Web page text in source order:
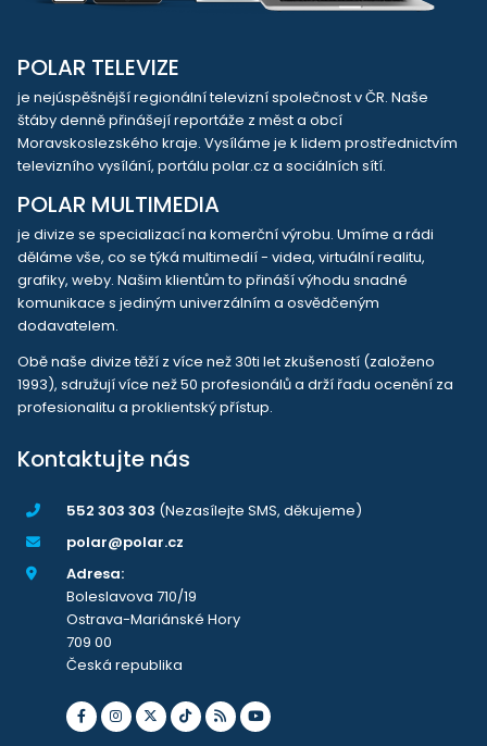
POLAR TELEVIZE
je nejúspěšnější regionální televizní společnost v ČR. Naše
štáby denně přinášejí reportáže z měst a obcí
Moravskoslezského kraje. Vysíláme je k lidem prostřednictvím
televizního vysílání, portálu polar.cz a sociálních sítí.
POLAR MULTIMEDIA
je divize se specializací na komerční výrobu. Umíme a rádi
děláme vše, co se týká multimedií - videa, virtuální realitu,
grafiky, weby. Našim klientům to přináší výhodu snadné
komunikace s jediným univerzálním a osvědčeným
dodavatelem.
Obě naše divize těží z více než 30ti let zkušeností (založeno
1993), sdružují více než 50 profesionálů a drží řadu ocenění za
profesionalitu a proklientský přístup.
Kontaktujte nás
552 303 303 (Nezasílejte SMS, děkujeme)
polar@polar.cz
Adresa:
Boleslavova 710/19
Ostrava-Mariánské Hory
709 00
Česká republika